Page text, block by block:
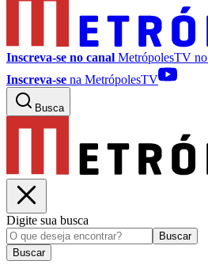
Inscreva-se no canal MetrópolesTV no
Inscreva-se na MetrópolesTV
Busca
Digite sua busca
Buscar
Buscar